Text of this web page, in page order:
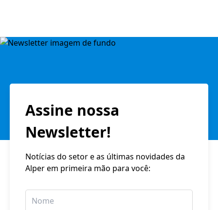
Assine nossa
Newsletter!
Notícias do setor e as últimas novidades da
Alper em primeira mão para você: